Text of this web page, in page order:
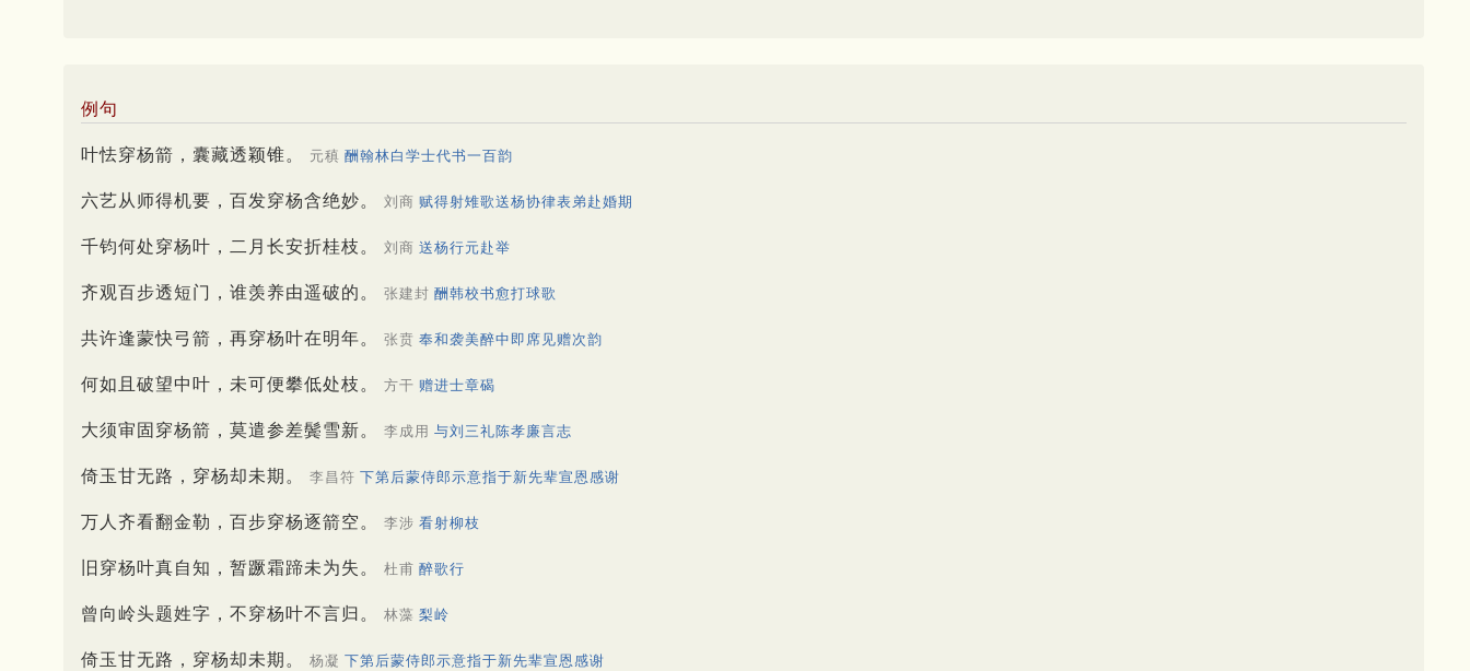
例句
叶怯穿杨箭，囊藏透颖锥。 元稹 酬翰林白学士代书一百韵
六艺从师得机要，百发穿杨含绝妙。 刘商 赋得射雉歌送杨协律表弟赴婚期
千钧何处穿杨叶，二月长安折桂枝。 刘商 送杨行元赴举
齐观百步透短门，谁羡养由遥破的。 张建封 酬韩校书愈打球歌
共许逢蒙快弓箭，再穿杨叶在明年。 张贲 奉和袭美醉中即席见赠次韵
何如且破望中叶，未可便攀低处枝。 方干 赠进士章碣
大须审固穿杨箭，莫遣参差鬓雪新。 李成用 与刘三礼陈孝廉言志
倚玉甘无路，穿杨却未期。 李昌符 下第后蒙侍郎示意指于新先辈宣恩感谢
万人齐看翻金勒，百步穿杨逐箭空。 李涉 看射柳枝
旧穿杨叶真自知，暂蹶霜蹄未为失。 杜甫 醉歌行
曾向岭头题姓字，不穿杨叶不言归。 林藻 梨岭
倚玉甘无路，穿杨却未期。 杨凝 下第后蒙侍郎示意指于新先辈宣恩感谢